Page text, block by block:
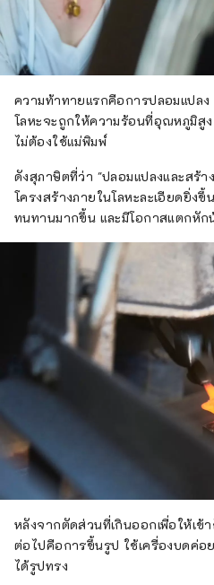
ความท้าทายแรกคือการปลอมแปล
โลหะจะถูกให้ความร้อนที่อุณหภูมิสู
ไม่ต้องใช้แม่พิมพ์
ดังสุภาษิตที่ว่า "ปลอมแปลงและสร้
โครงสร้างภายในโลหะละเอียดยิ่ง
ทนทานมากขึ้น และมีโอกาสแตกหัก
หลังจากตัดส่วนที่เกินออกเพื่อให้เ
ต่อไปคือการขึ้นรูป ใช้เครื่องบดค่อ
ได้รูปทรง